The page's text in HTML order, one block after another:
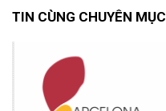
TIN CÙNG CHUYÊN MỤC